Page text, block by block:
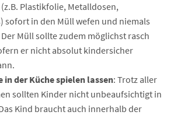
Plastikfolie, Metalldosen,
sofort in den Müll wefen und niemals
Müll sollte zudem möglichst rasch
er nicht absolut kindersicher
der Küche spielen lassen: Trotz aller
sollten Kinder nicht unbeaufsichtigt in
Kind braucht auch innerhalb der